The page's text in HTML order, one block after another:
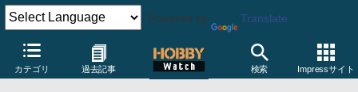
Powered by Translate
カテゴリ 過去記事 検索 Impressサイト